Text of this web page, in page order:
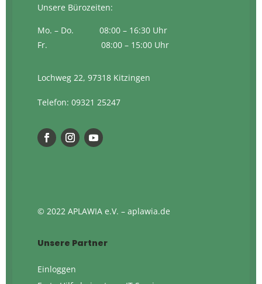
Unsere Bürozeiten:
Mo. – Do. 08:00 – 16:30 Uhr
Fr. 08:00 – 15:00 Uhr
Lochweg 22, 97318 Kitzingen
Telefon: 09321 25247
© 2022 APLAWIA e.V. – aplawia.de
Unsere Partner
Einloggen